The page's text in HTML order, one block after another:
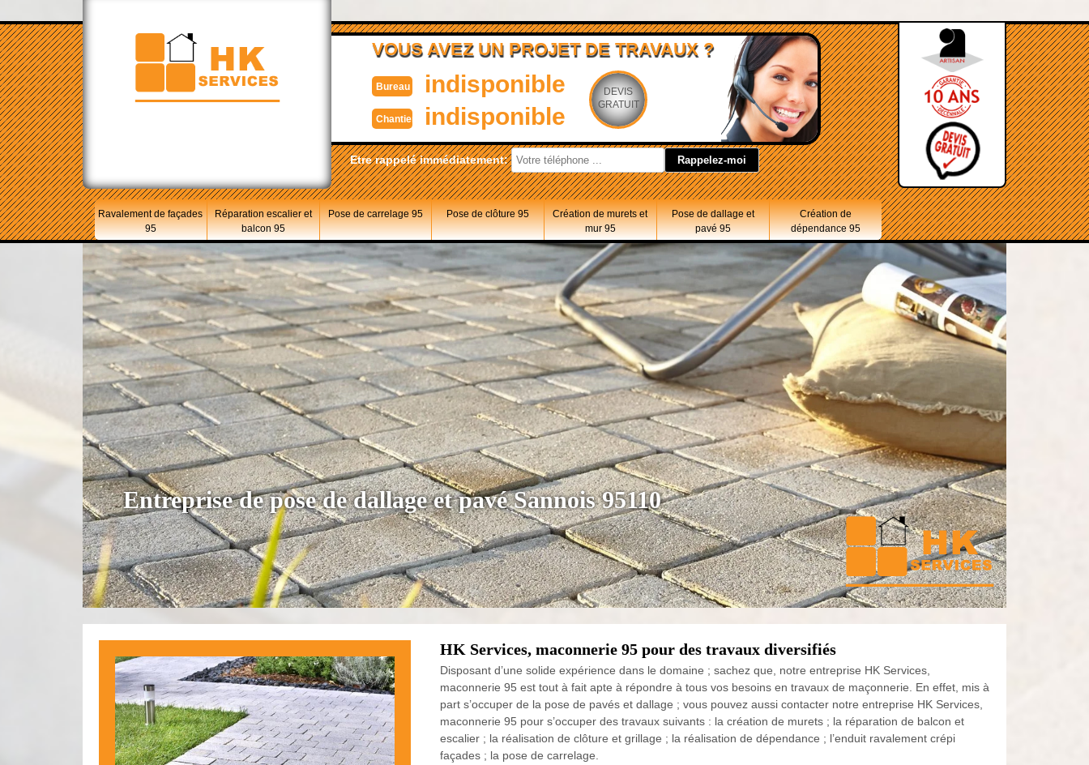
VOUS AVEZ UN PROJET DE TRAVAUX ?
Bureau indisponible
Chantier indisponible
DEVIS
GRATUIT
Etre rappelé immédiatement:
Ravalement de façades
95
Réparation escalier et
balcon 95
Pose de carrelage 95 Pose de clôture 95
Création de murets et
mur 95
Pose de dallage et
pavé 95
Création de
dépendance 95
Entreprise de pose de dallage et pavé Sannois 95110
HK Services, maconnerie 95 pour des travaux diversifiés
Disposant d’une solide expérience dans le domaine ; sachez que, notre entreprise HK Services,
maconnerie 95 est tout à fait apte à répondre à tous vos besoins en travaux de maçonnerie. En effet, mis à
part s’occuper de la pose de pavés et dallage ; vous pouvez aussi contacter notre entreprise HK Services,
maconnerie 95 pour s’occuper des travaux suivants : la création de murets ; la réparation de balcon et
escalier ; la réalisation de clôture et grillage ; la réalisation de dépendance ; l’enduit ravalement crépi
façades ; la pose de carrelage.